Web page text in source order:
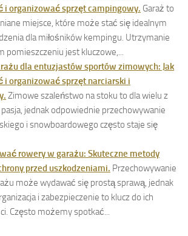
i organizować sprzęt campingowy. Garaż to
miejsce, które może stać się idealnym
dla miłośników kempingu. Utrzymanie
pomieszczeniu jest kluczowe,...
dla entuzjastów sportów zimowych: Jak
i organizować sprzęt narciarski i
Zimowe szaleństwo na stoku to dla wielu z
jednak odpowiednie przechowywanie
i snowboardowego często staje się
rowery w garażu: Skuteczne metody
przed uszkodzeniami. Przechowywanie
może wydawać się prostą sprawą, jednak
i zabezpieczenie to klucz do ich
Często możemy spotkać...